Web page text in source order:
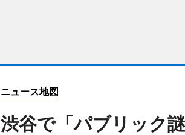
ニュース地図
渋谷で「パブリック